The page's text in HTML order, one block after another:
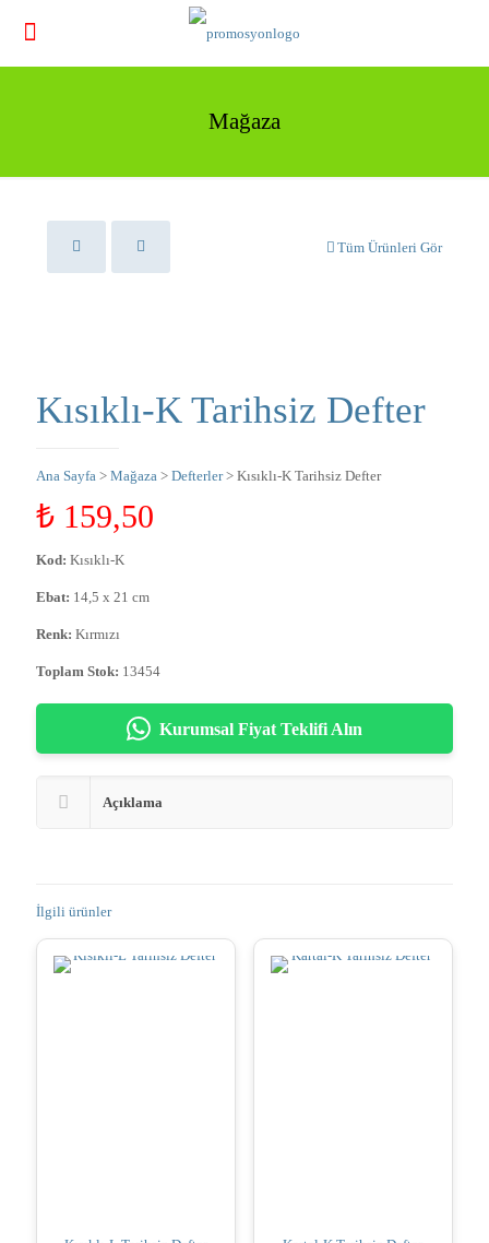
Mağaza
Tüm Ürünleri Gör
Kısıklı-K Tarihsiz Defter
Ana Sayfa > Mağaza > Defterler> Kısıklı-K Tarihsiz Defter
₺ 159,50
Kod: Kısıklı-K
Ebat: 14,5 x 21 cm
Renk: Kırmızı
Toplam Stok: 13454
Kurumsal Fiyat Teklifi Alın
Açıklama
İlgili ürünler